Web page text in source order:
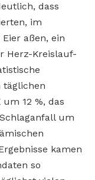
dass
im
aßen, ein
Herz-Kreislauf-
täglichen
12 %, das
um
kamen
so